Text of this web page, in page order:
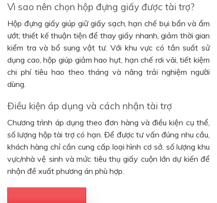
Vì sao nên chọn hộp đựng giấy được tài trợ?
Hộp đựng giấy giúp giữ giấy sạch, hạn chế bụi bẩn và ẩm
ướt; thiết kế thuận tiện để thay giấy nhanh, giảm thời gian
kiểm tra và bổ sung vật tư. Với khu vực có tần suất sử
dụng cao, hộp giúp giảm hao hụt, hạn chế rơi vãi, tiết kiệm
chi phí tiêu hao theo tháng và nâng trải nghiệm người
dùng.
Điều kiện áp dụng và cách nhận tài trợ
Chương trình áp dụng theo đơn hàng và điều kiện cụ thể,
số lượng hộp tài trợ có hạn. Để được tư vấn đúng nhu cầu,
khách hàng chỉ cần cung cấp loại hình cơ sở, số lượng khu
vực/nhà vệ sinh và mức tiêu thụ giấy cuộn lớn dự kiến để
nhận đề xuất phương án phù hợp.